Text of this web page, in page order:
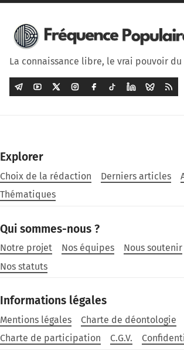
La connaissance libre, le vrai pouvoir
Explorer
Choix de la rédaction Derniers articles
Thématiques
Qui sommes-nous ?
Notre projet Nos équipes Nous soutenir
Nos statuts
Informations légales
Mentions légales
Charte de déontologie
Charte de participation
C.G.V.